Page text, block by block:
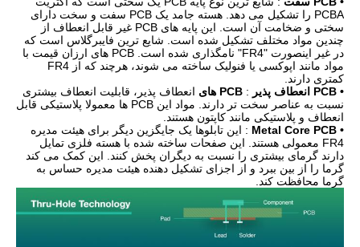
PCBA را تشکیل می دهد. هسته جامد یک PCB سفت و سخت دارای
سختی و ضخامت آن است. این پایه های PCB غیر قابل انعطاف از
چندین مواد مختلف تشکیل شده است. شایع ترین فایبرگلاس است که
در غیر اینصورت "FR4" نامگذاری شده است. PCB های ارزان قیمت با
مواد مانند اپوکسی یا فنولیک ساخته می شوند، هرچند که از FR4
کمتری دارند.
• PCB انعطاف پذیر
: PCB های
انعطاف پذیر، قابلیت انعطاف بیشتری
نسبت به عناصر سخت تر دارند. مواد این PCB ها معمولا پلاستیکی قابل
انعطاف و پلاستیکی مانند کاپتون هستند.
• Metal Core PCB
: این تابلوها یک جایگزین دیگر برای هیئت مدیره
FR4 معمولی هستند. این صفحات ساخته شده با هسته فلزی تمایل
دارند گرمای بیشتری را نسبت به دیگران پخش کنند. این کمک می کند
گرما را از بین ببرد و از اجزای تشکیل دهنده هیئت مدیره حساس به
گرما محافظت کند.